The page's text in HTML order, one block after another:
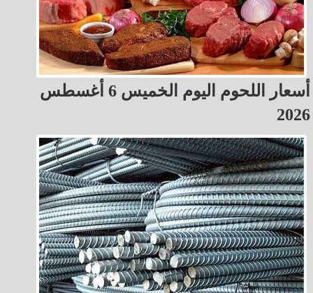
أسعار اللحوم اليوم الخميس 6 أغسطس
2026